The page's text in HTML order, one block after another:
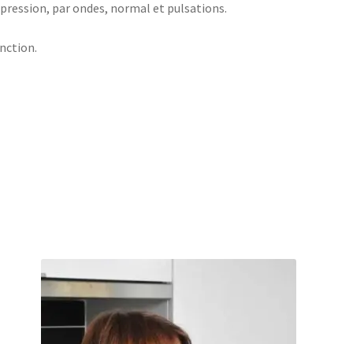
par ondes, normal et pulsations.